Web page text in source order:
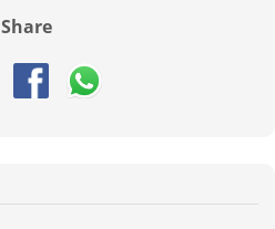
Share